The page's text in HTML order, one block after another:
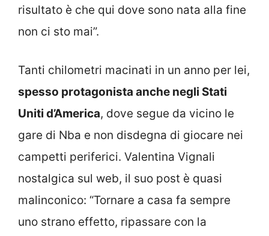
risultato è che qui dove sono nata alla fine
non ci sto mai”.
Tanti chilometri macinati in un anno per lei,
spesso protagonista anche negli Stati
Uniti d’America, dove segue da vicino le
gare di Nba e non disdegna di giocare nei
campetti periferici. Valentina Vignali
nostalgica sul web, il suo post è quasi
malinconico: “Tornare a casa fa sempre
uno strano effetto, ripassare con la